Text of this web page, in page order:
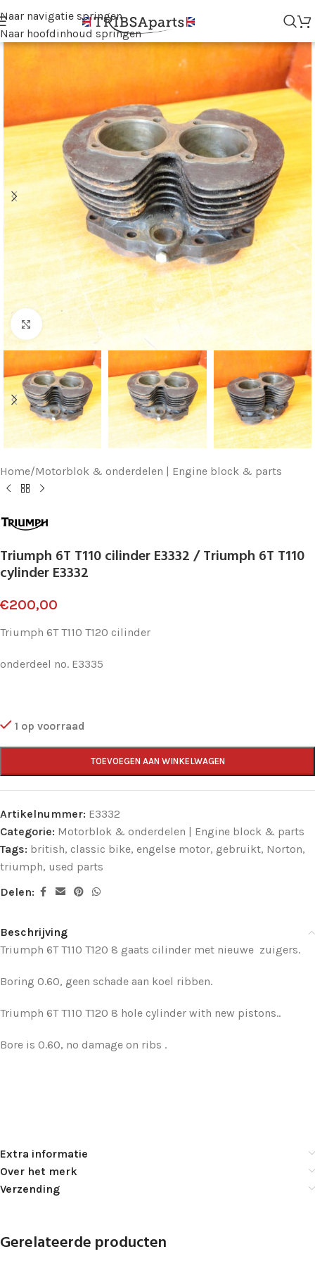
Naar navigatie springen
Naar hoofdinhoud springen
Klik voor vergroting
Home/Motorblok & onderdelen | Engine block & parts
Triumph 6T T110 cilinder E3332 / Triumph 6T T110
cylinder E3332
€200,00
Triumph 6T T110 T120 cilinder
onderdeel no. E3335
1 op voorraad
TOEVOEGEN AAN WINKELWAGEN
Artikelnummer: E3332
Categorie: Motorblok & onderdelen | Engine block & parts
Tags: british, classic bike, engelse motor, gebruikt, Norton,
triumph, used parts
Delen:
Beschrijving
Triumph 6T T110 T120 8 gaats cilinder met nieuwe zuigers.
Boring 0.60, geen schade aan koel ribben.
Triumph 6T T110 T120 8 hole cylinder with new pistons..
Bore is 0.60, no damage on ribs .
Extra informatie
Over het merk
Verzending
Gerelateerde producten